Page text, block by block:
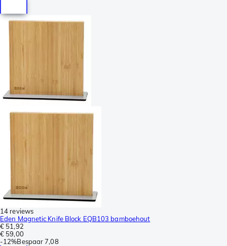
14 reviews
Eden Magnetic Knife Block EQB103 bamboehout
€ 51,92
€ 59,00
-12%Bespaar 7,08